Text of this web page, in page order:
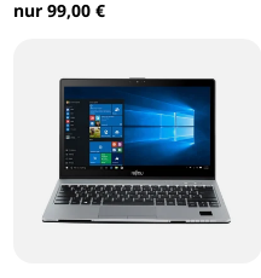
nur 99,00 €